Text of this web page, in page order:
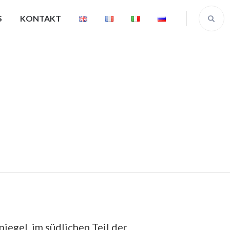
KONTAKT
im südlichen Teil der